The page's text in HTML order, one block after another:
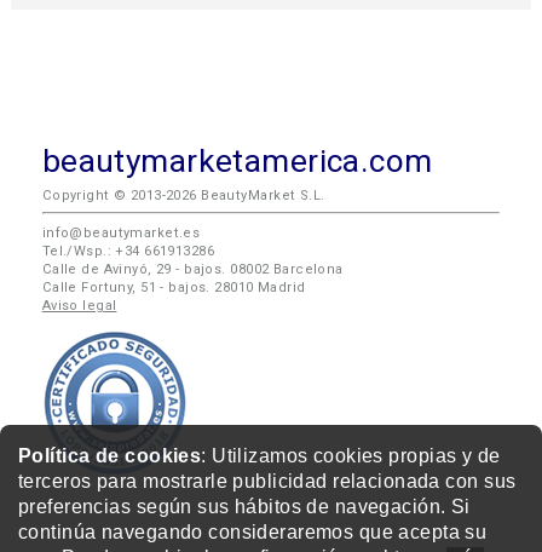
Política de cookies: Utilizamos cookies propias y de
terceros para mostrarle publicidad relacionada con sus
preferencias según sus hábitos de navegación. Si
continúa navegando consideraremos que acepta su
beautymarketamerica.com
Copyright © 2013-2026 BeautyMarket S.L.
info@beautymarket.es
Tel./Wsp.: +34 661913286
Calle de Avinyó, 29 - bajos. 08002 Barcelona
Calle Fortuny, 51 - bajos. 28010 Madrid
Aviso legal